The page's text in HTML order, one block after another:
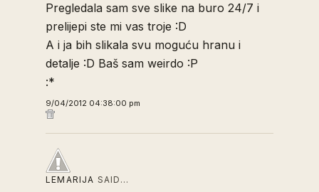
Pregledala sam sve slike na buro 24/7 i
prelijepi ste mi vas troje :D
A i ja bih slikala svu moguću hranu i
detalje :D Baš sam weirdo :P
:*
9/04/2012 04:38:00 pm
LEMARIJA SAID…